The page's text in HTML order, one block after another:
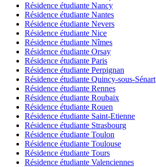
Résidence étudiante Nancy
Résidence étudiante Nantes
Résidence étudiante Nevers
Résidence étudiante Nice
Résidence étudiante Nîmes
Résidence étudiante Orsay
Résidence étudiante Paris
Résidence étudiante Perpignan
Résidence étudiante Quincy-sous-Sénart
Résidence étudiante Rennes
Résidence étudiante Roubaix
Résidence étudiante Rouen
Résidence étudiante Saint-Etienne
Résidence étudiante Strasbourg
Résidence étudiante Toulon
Résidence étudiante Toulouse
Résidence étudiante Tours
Résidence étudiante Valenciennes